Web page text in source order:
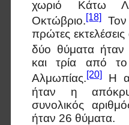
χωριό Κάτω
Οκτώβριο.[18]
Τον
πρώτες
δύο θύματα ήταν
και τρία από
Αλμωπίας.[20]
Η
ήταν η
συνολικός
ήταν 26 θύματα.